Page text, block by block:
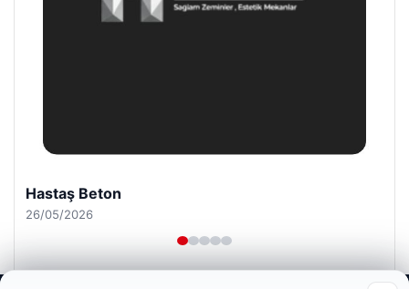
Enes Kaplan Avukatlık Bürosu
28/04/2026